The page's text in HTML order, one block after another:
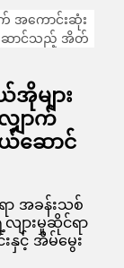
အိုများ
ောက်
ဆောင်
ာ အခန်းသစ်
ားမှုဆိုင်ရာ
နှင့် အိမ်မွေး